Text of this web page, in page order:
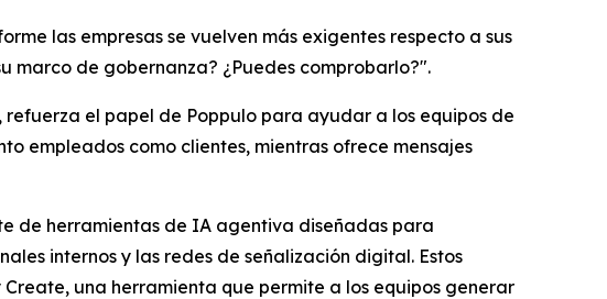
las empresas se vuelven más exigentes respecto a sus
marco de gobernanza? ¿Puedes comprobarlo?".
el papel de Poppulo para ayudar a los equipos de
empleados como clientes, mientras ofrece mensajes
de herramientas de IA agentiva diseñadas para
internos y las redes de señalización digital. Estos
Create, una herramienta que permite a los equipos generar